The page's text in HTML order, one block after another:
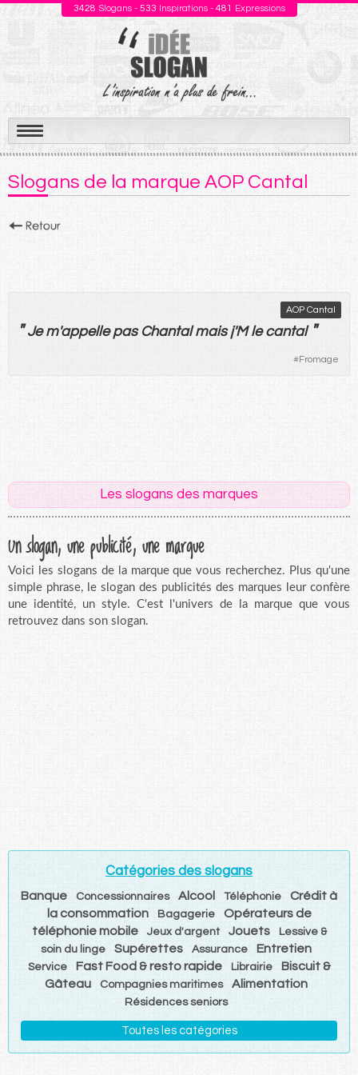
3428 Slogans - 533 Inspirations - 481 Expressions
Aller
au
contenu
Slogans de la marque AOP Cantal
AOP Cantal
" Jem'appelle pasChantalmaisj'Mlecantal "
#Fromage
Les slogans des marques
Un slogan, une publicité, une marque
Voici les slogans de la marque que vous recherchez. Plus qu'une
simple phrase, le slogan des publicités des marques leur confère
une identité, un style. C'est l'univers de la marque que vous
retrouvez dans son slogan.
Catégories des slogans
Banque Concessionnaires Alcool Téléphonie
Crédit à
la consommation
Bagagerie
Opérateurs de
téléphonie mobile
Jeux d'argent Jouets
Lessive &
soin du linge
Supérettes Assurance Entretien
Service Fast Food & resto rapide Librairie
Biscuit &
Gâteau
Compagnies maritimes Alimentation
Résidences seniors
Toutes les catégories